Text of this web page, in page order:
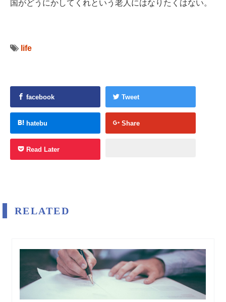
国がどうにかしてくれという老人にはなりたくはない。
life
facebook Tweet
hatebu Share
Read Later
RELATED